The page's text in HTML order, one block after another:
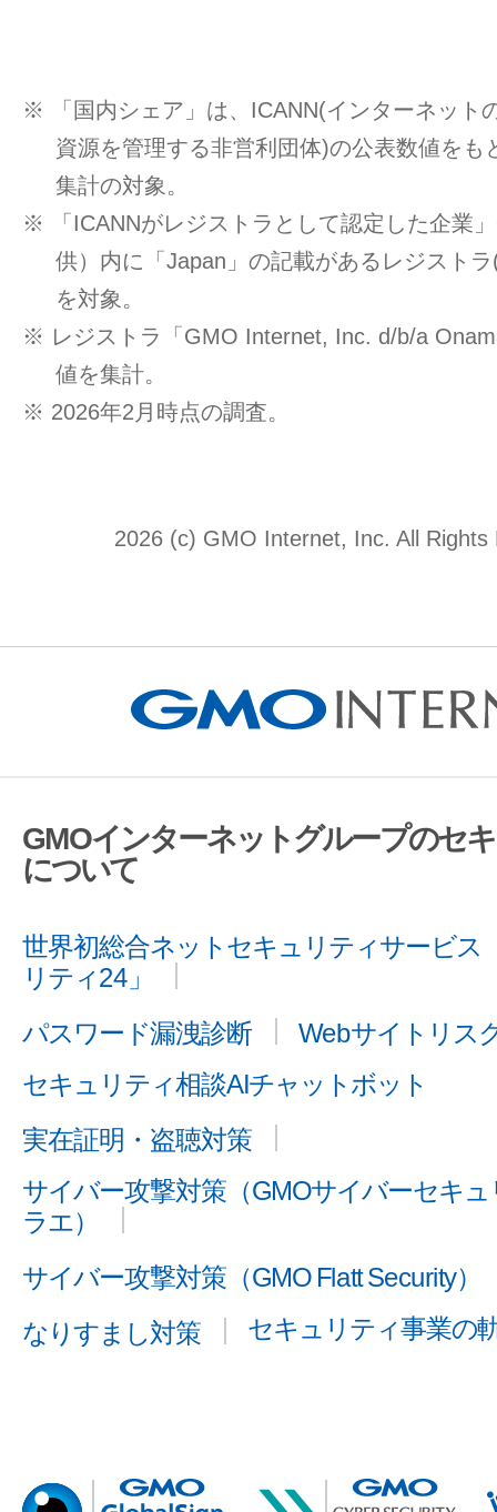
※ 「国内シェア」は、ICANN(インターネット
資源を管理する非営利団体)の公表数値をも
集計の対象。
※ 「ICANNがレジストラとして認定した企業
供）内に「Japan」の記載があるレジスト
を対象。
※ レジストラ「GMO Internet, Inc. d/b/a
値を集計。
※ 2026年2月時点の調査。
2026 (c) GMO Internet, Inc. All Rights
GMOインターネットグループのセ
について
世界初総合ネットセキュリティサービス
リティ24」
パスワード漏洩診断
Webサイトリス
セキュリティ相談AIチャットボット
実在証明・盗聴対策
サイバー攻撃対策（GMOサイバーセキ
ラエ）
サイバー攻撃対策（GMO Flatt Security）
なりすまし対策
セキュリティ事業の